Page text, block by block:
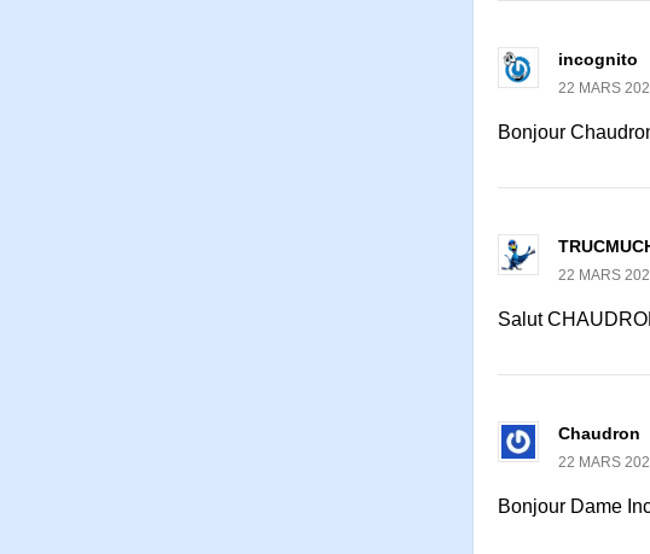
incognito
22 MARS
Bonjour
22 MARS
Salut
Chaudron
22 MARS
Bonjour Dame